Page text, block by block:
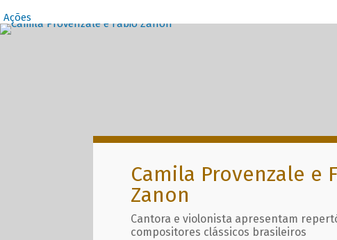
Ações
Destaques
Camila Provenzale e
Zanon
Cantora e violonista apresentam
compositores clássicos brasileiros